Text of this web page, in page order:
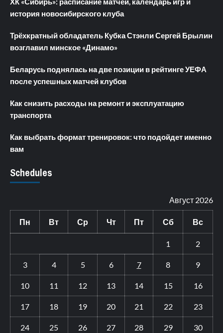
история новосибирского клуба
Трёхкратный обладатель Кубка Стэнли Сергей Брылин
возглавил минское «Динамо»
Беларусь поднялась на две позиции в рейтинге УЕФА
после успешных матчей клубов
Как снизить расходы на ремонт и эксплуатацию
транспорта
Как выбрать формат тренировок: что подойдет именно
вам
Schedules
Август 2026
Пн Вт Ср Чт Пт Сб Вс
1 2
3 4 5 6 7 8 9
10 11 12 13 14 15 16
17 18 19 20 21 22 23
24 25 26 27 28 29 30